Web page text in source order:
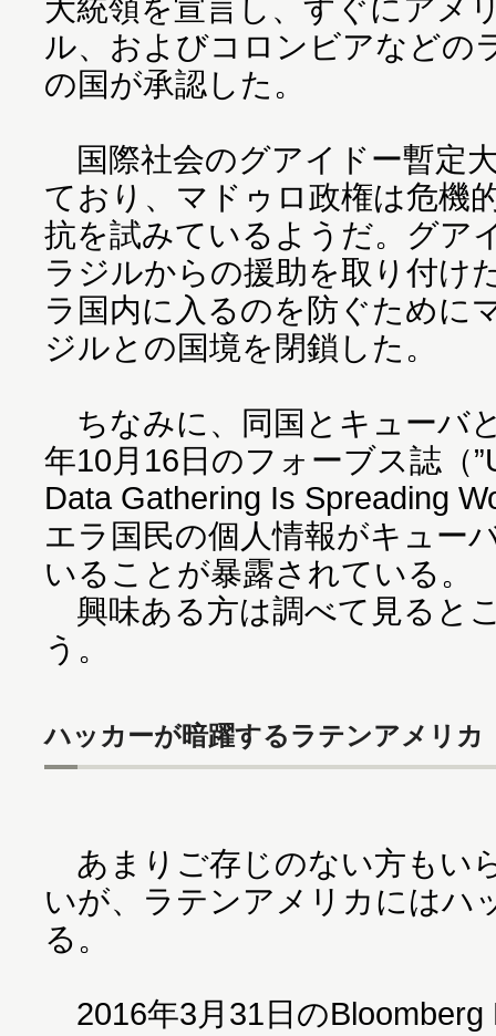
大統領を宣言し、すぐにアメ
ル、およびコロンビアなどの
の国が承認した。
国際社会のグアイドー暫定
ており、マドゥロ政権は危機
抗を試みているようだ。グア
ラジルからの援助を取り付け
ラ国内に入るのを防ぐために
ジルとの国境を閉鎖した。
ちなみに、同国とキューバ
年10月16日のフォーブス誌（
Data Gathering Is Spreading
エラ国民の個人情報がキュー
いることが暴露されている。
興味ある方は調べて見ると
う。
ハッカーが暗躍するラテンアメリカ
あまりご存じのない方もい
いが、ラテンアメリカにはハ
る。
2016年3月31日のBloomberg